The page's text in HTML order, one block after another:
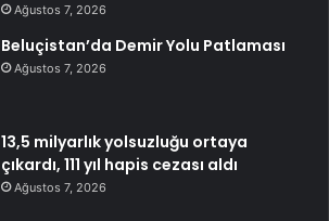
Ağustos 7, 2026
Beluçistan’da Demir Yolu Patlaması
Ağustos 7, 2026
13,5 milyarlık yolsuzluğu ortaya
çıkardı, 111 yıl hapis cezası aldı
Ağustos 7, 2026